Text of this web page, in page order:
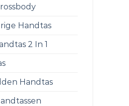
Handtas
2 In 1
Handtas